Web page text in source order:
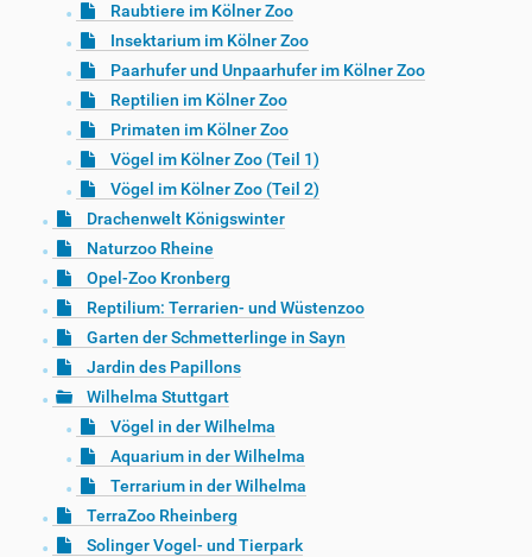
Raubtiere im Kölner Zoo
Insektarium im Kölner Zoo
Paarhufer und Unpaarhufer im Kölner Zoo
Reptilien im Kölner Zoo
Primaten im Kölner Zoo
Vögel im Kölner Zoo (Teil 1)
Vögel im Kölner Zoo (Teil 2)
Drachenwelt Königswinter
Naturzoo Rheine
Opel-Zoo Kronberg
Reptilium: Terrarien- und Wüstenzoo
Garten der Schmetterlinge in Sayn
Jardin des Papillons
Wilhelma Stuttgart
Vögel in der Wilhelma
Aquarium in der Wilhelma
Terrarium in der Wilhelma
TerraZoo Rheinberg
Solinger Vogel- und Tierpark